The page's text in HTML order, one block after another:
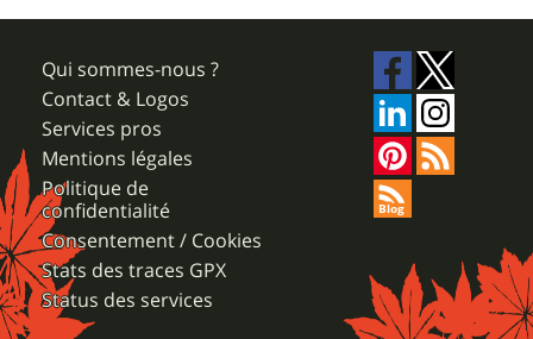
Qui sommes-nous ?
Contact & Logos
Services pros
Mentions légales
Politique de
confidentialité
Consentement / Cookies
Stats des traces GPX
Status des services